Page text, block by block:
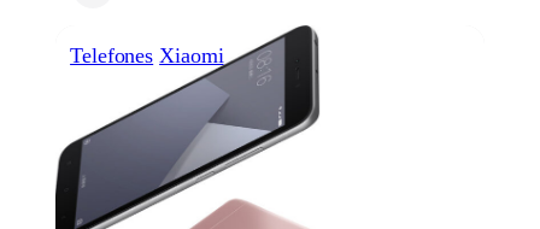
Telefones Xiaomi